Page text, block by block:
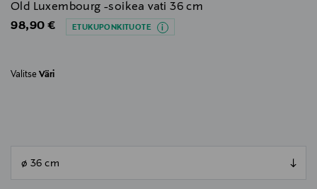
Old Luxembourg -soikea vati 36 cm
Original Price
98,90 € ETUKUPONKITUOTE
Valitse Väri